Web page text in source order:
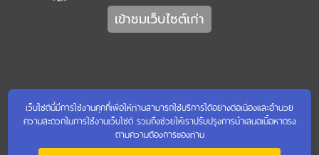
เข้าชมเว็บไซต์เก่า
เว็บไซต์นี้มีการใช้งานคุกกี้เพื่อให้ท่านสามารถใช้บริการได้อย่างต่อเนื่องและอำนวย
ความสะดวกในการใช้งานเว็บไซต์ รวมถึงช่วยให้เราปรับปรุงการนำเสนอเนื้อหาตรง
ตามความต้องการของท่าน